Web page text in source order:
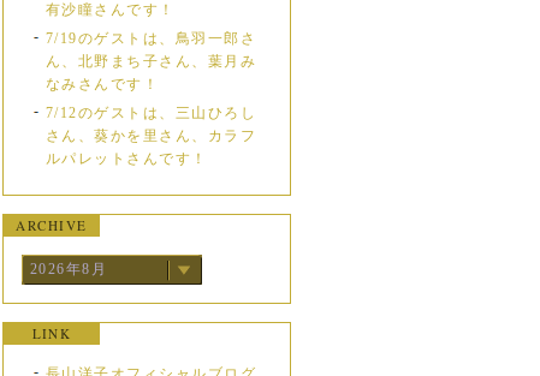
有沙瞳さんです！
7/19のゲストは、鳥羽一郎さ
ん、北野まち子さん、葉月み
なみさんです！
7/12のゲストは、三山ひろし
さん、葵かを里さん、カラフ
ルパレットさんです！
ARCHIVE
2026年8月
LINK